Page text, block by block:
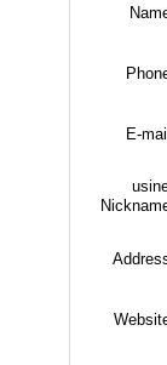
E-